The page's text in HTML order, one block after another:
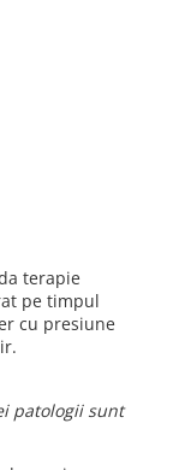
terapie
pe timpul
cu presiune
patologii sunt